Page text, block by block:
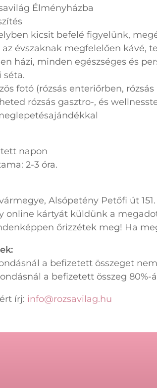
Élményházba
kicsit befelé figyelünk,
évszaknak megfelelően kávé,
házi, minden egészséges és
séta.
fotó (rózsás enteriőrben,
rózsás gasztro-, és
napon
2-3 óra.
Alsópetény Petőfi út
online kártyát küldünk a
őrizzétek meg! Ha
a befizetett összeget
a befizetett összeg 80%-
írj: info@rozsavilag.hu